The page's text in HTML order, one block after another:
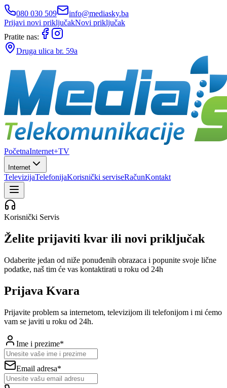
080 030 509
info@mediasky.ba
Prijavi novi priključakNovi priključak
Pratite nas:
Druga ulica br. 59a
PočetnaInternet+TV
Internet
TelevizijaTelefonijaKorisnički serviseRačunKontakt
Korisnički Servis
Želite prijaviti kvar ili novi priključak
Odaberite jedan od niže ponuđenih obrazaca i popunite svoje lične
podatke, naš tim će vas kontaktirati u roku od 24h
Prijava Kvara
Prijavite problem sa internetom, televizijom ili telefonijom i mi ćemo
vam se javiti u roku od 24h.
Ime i prezime*
Email adresa*